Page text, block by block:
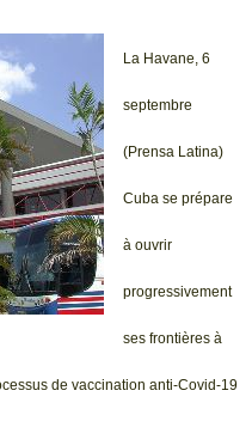
La Havane, 6
septembre
(Prensa Latina)
Cuba se prépare
à ouvrir
progressivement
ses frontières à
de vaccination anti-Covid-19